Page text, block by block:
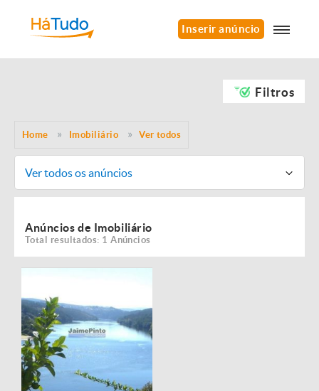
Inserir anúncio
Filtros
Home Imobiliário Ver todos
Ver todos os anúncios
Anúncios de Imobiliário
Total resultados: 1 Anúncios